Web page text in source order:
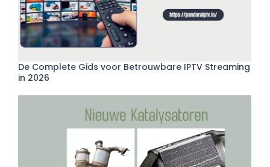
De Complete Gids voor Betrouwbare IPTV Streaming
in 2026